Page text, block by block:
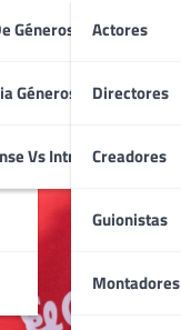
Géneros
Géneros TV
Vs Intriga
Actores
Directores
Creadores
Guionistas
Montadores